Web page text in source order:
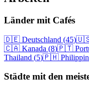
Länder mit Cafés
🇩🇪 Deutschland (45)
🇨🇦 Kanada (8)🇵🇹
Thailand (5)🇵🇭
Städte mit den